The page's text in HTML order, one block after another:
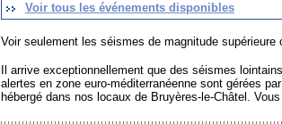
Voir tous les événements disponibles
Voir seulement les séismes de magnitude supérieure
Il arrive exceptionnellement que des séismes
alertes en zone euro-méditerranéenne sont gérées
hébergé dans nos locaux de Bruyères-le-Châtel.